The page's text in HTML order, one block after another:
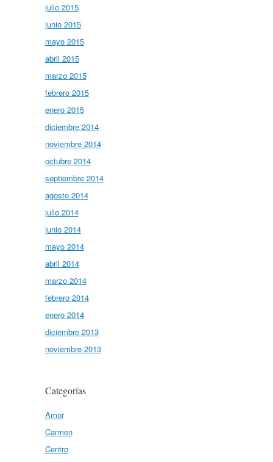
julio 2015
junio 2015
mayo 2015
abril 2015
marzo 2015
febrero 2015
enero 2015
diciembre 2014
noviembre 2014
octubre 2014
septiembre 2014
agosto 2014
julio 2014
junio 2014
mayo 2014
abril 2014
marzo 2014
febrero 2014
enero 2014
diciembre 2013
noviembre 2013
Categorías
Amor
Carmen
Centro